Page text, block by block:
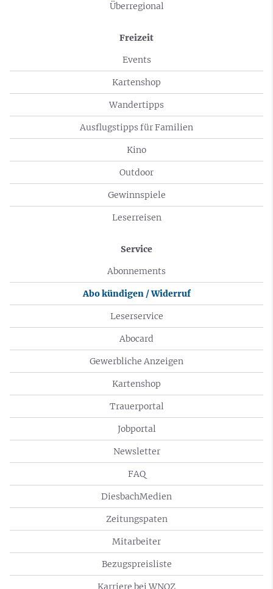
Überregional
Freizeit
Events
Kartenshop
Wandertipps
Ausflugstipps für Familien
Kino
Outdoor
Gewinnspiele
Leserreisen
Service
Abonnements
Abo kündigen / Widerruf
Leserservice
Abocard
Gewerbliche Anzeigen
Kartenshop
Trauerportal
Jobportal
Newsletter
FAQ
DiesbachMedien
Zeitungspaten
Mitarbeiter
Bezugspreisliste
Karriere bei WNOZ